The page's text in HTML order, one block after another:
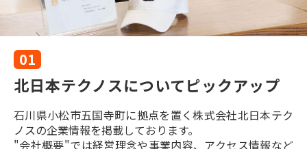
01
北日本テクノスについてピックアップ
石川県小松市五国寺町に拠点を置く株式会社北日本テク
ノスの企業情報を掲載しております。
"会社概要"では経営理念や事業内容、アクセス情報など